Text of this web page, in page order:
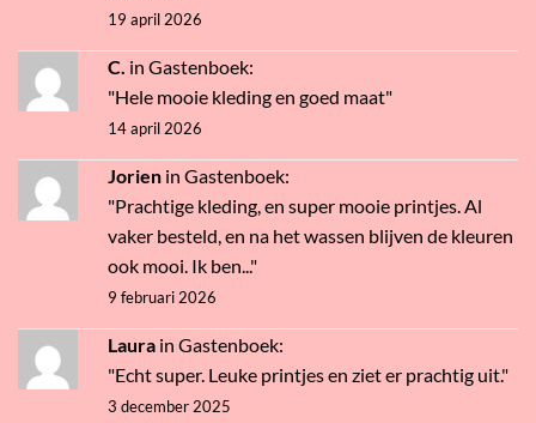
19 april 2026
C. in Gastenboek:
"Hele mooie kleding en goed maat"
14 april 2026
Jorien in Gastenboek:
"Prachtige kleding, en super mooie printjes. Al
vaker besteld, en na het wassen blijven de kleuren
ook mooi. Ik ben..."
9 februari 2026
Laura in Gastenboek:
"Echt super. Leuke printjes en ziet er prachtig uit."
3 december 2025